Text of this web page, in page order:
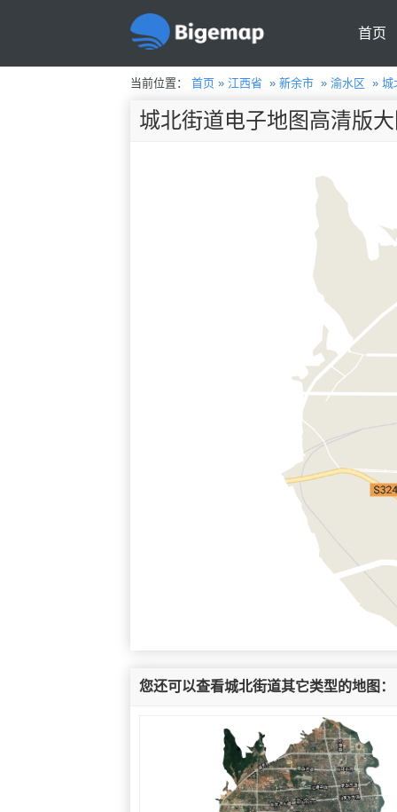
首页
当前位置： 首页» 江西省 » 新余市» 渝水区 » 城
城北街道电子地图高清版
您还可以查看城北街道其它类型的地图：